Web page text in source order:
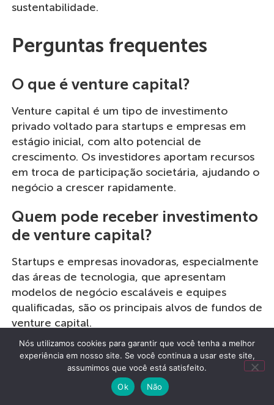
sustentabilidade.
Perguntas frequentes
O que é venture capital?
Venture capital é um tipo de investimento
privado voltado para startups e empresas em
estágio inicial, com alto potencial de
crescimento. Os investidores aportam recursos
em troca de participação societária, ajudando o
negócio a crescer rapidamente.
Quem pode receber investimento
de venture capital?
Startups e empresas inovadoras, especialmente
das áreas de tecnologia, que apresentam
modelos de negócio escaláveis e equipes
qualificadas, são os principais alvos de fundos de
venture capital.
Como funciona o processo de
seleção de startups para
investimento?
Nós utilizamos cookies para garantir que você tenha a melhor
experiência em nosso site. Se você continua a usar este site,
assumimos que você está satisfeito.
Ok
Não